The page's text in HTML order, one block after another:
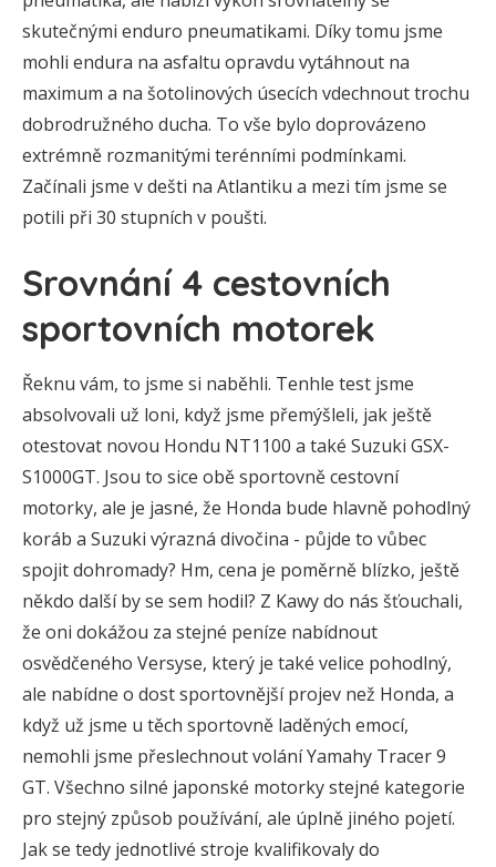
skutečnými enduro pneumatikami. Díky tomu jsme
mohli endura na asfaltu opravdu vytáhnout na
maximum a na šotolinových úsecích vdechnout trochu
dobrodružného ducha. To vše bylo doprovázeno
extrémně rozmanitými terénními podmínkami.
Začínali jsme v dešti na Atlantiku a mezi tím jsme se
potili při 30 stupních v poušti.
Srovnání 4 cestovních
sportovních motorek
Řeknu vám, to jsme si naběhli. Tenhle test jsme
absolvovali už loni, když jsme přemýšleli, jak ještě
otestovat novou Hondu NT1100 a také Suzuki GSX-
S1000GT. Jsou to sice obě sportovně cestovní
motorky, ale je jasné, že Honda bude hlavně pohodlný
koráb a Suzuki výrazná divočina - půjde to vůbec
spojit dohromady? Hm, cena je poměrně blízko, ještě
někdo další by se sem hodil? Z Kawy do nás šťouchali,
že oni dokážou za stejné peníze nabídnout
osvědčeného Versyse, který je také velice pohodlný,
ale nabídne o dost sportovnější projev než Honda, a
když už jsme u těch sportovně laděných emocí,
nemohli jsme přeslechnout volání Yamahy Tracer 9
GT. Všechno silné japonské motorky stejné kategorie
pro stejný způsob používání, ale úplně jiného pojetí.
Jak se tedy jednotlivé stroje kvalifikovaly do